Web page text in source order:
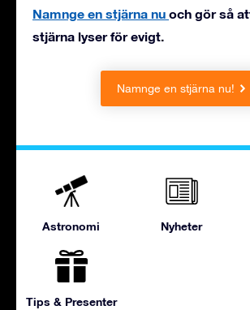
Namnge en stjärna nu och gör så
stjärna lyser för evigt.
Namnge en stjärna nu!
Astronomi Nyheter
Tips & Presenter